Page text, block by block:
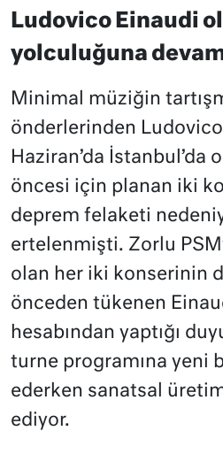
Ludovico Einaudi
yolculuğuna
Minimal müziğin
önderlerinden Ludovico
Haziran’da İstanbul’da
öncesi için planan iki
deprem felaketi
ertelenmişti. Zorlu
olan her iki konserinin
önceden tükenen
hesabından yaptığı
turne programına yeni
ederken sanatsal
ediyor.